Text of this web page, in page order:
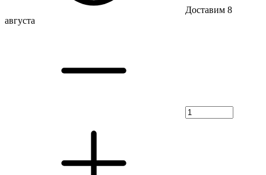
Доставим 8
августа